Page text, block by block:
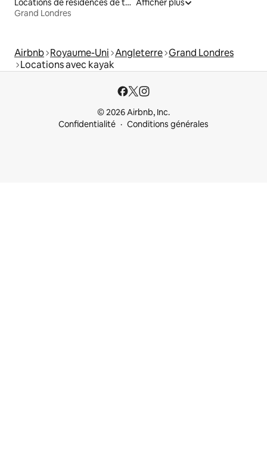
Locations de résidences de tourisme
Grand Londres
Afficher plus
Airbnb Royaume-Uni Angleterre Grand Londres
Locations avec kayak
© 2026 Airbnb, Inc.
Confidentialité
Conditions générales